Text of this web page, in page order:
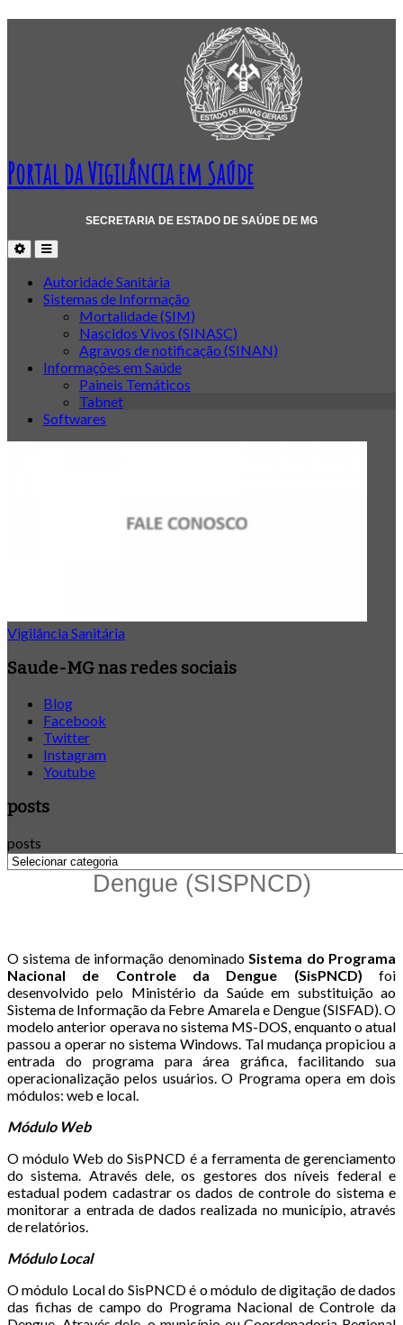
Portal da Vigilância em Saúde
SECRETARIA DE ESTADO DE SAÚDE DE MG
Autoridade Sanitária
Sistemas de Informação
Mortalidade (SIM)
Nascidos Vivos (SINASC)
Agravos de notificação (SINAN)
Informações em Saúde
Paineis Temáticos
Tabnet
Softwares
Vigilância Sanitária
Saude-MG nas redes sociais
Blog
Facebook
Twitter
Instagram
Youtube
posts
posts
Dengue (SISPNCD)
O sistema de informação denominadoSistema do Programa
Nacional de Controle da Dengue (SisPNCD) foi
desenvolvido pelo Ministério da Saúde em substituição ao
Sistema de Informação da Febre Amarela e Dengue (SISFAD). O
modelo anterior operava no sistema MS-DOS, enquanto o atual
passou a operar no sistema Windows. Tal mudança propiciou a
entrada do programa para área gráfica, facilitando sua
operacionalização pelos usuários. O Programa opera em dois
módulos: web e local.
Módulo Web
O módulo Web do SisPNCD é a ferramenta de gerenciamento
do sistema. Através dele, os gestores dos níveis federal e
estadual podem cadastrar os dados de controle do sistema e
monitorar a entrada de dados realizada no município, através
de relatórios.
Módulo Local
O módulo Local do SisPNCD é o módulo de digitação de dados
das fichas de campo do Programa Nacional de Controle da